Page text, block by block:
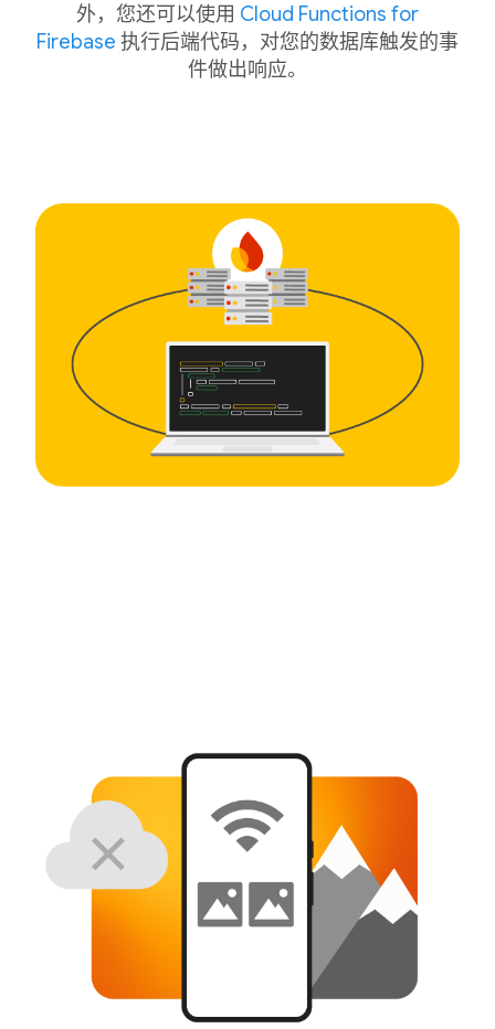
外，您还可以使用 Cloud Functions for
Firebase 执行后端代码，对您的数据库触发的事
件做出响应。